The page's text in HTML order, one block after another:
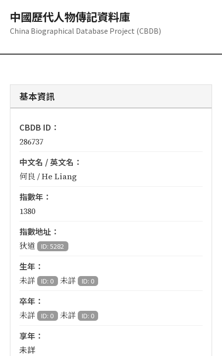
中國歷代人物傳記資料庫
China Biographical Database Project (CBDB)
基本資訊
CBDB ID：
286737
中文名 / 英文名：
何良 / He Liang
指數年：
1380
指數地址：
狄道 ID: 5282
生年：
未詳 ID: 0 未詳 ID: 0
卒年：
未詳 ID: 0 未詳 ID: 0
享年：
未詳